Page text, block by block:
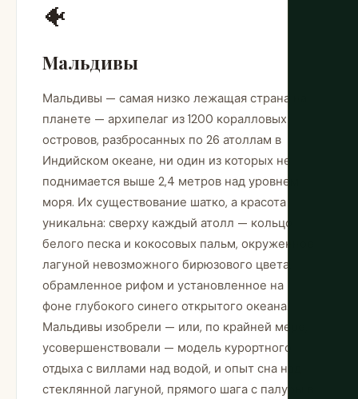
🐠
Мальдивы
Мальдивы — самая низко лежащая страна на
планете — архипелаг из 1200 коралловых
островов, разбросанных по 26 атоллам в
Индийском океане, ни один из которых не
поднимается выше 2,4 метров над уровнем
моря. Их существование шатко, а красота
уникальна: сверху каждый атолл — кольцо
белого песка и кокосовых пальм, окруженное
лагуной невозможного бирюзового цвета,
обрамленное рифом и установленное на
фоне глубокого синего открытого океана.
Мальдивы изобрели — или, по крайней мере,
усовершенствовали — модель курортного
отдыха с виллами над водой, и опыт сна над
стеклянной лагуной, прямого шага с палубы в